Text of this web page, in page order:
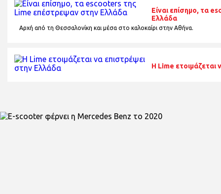
Είναι επίσημο, τα
Ελλάδα
Αρχή από τη Θεσσαλονίκη και μέσα στο καλοκαίρι στην Αθήνα.
H Lime